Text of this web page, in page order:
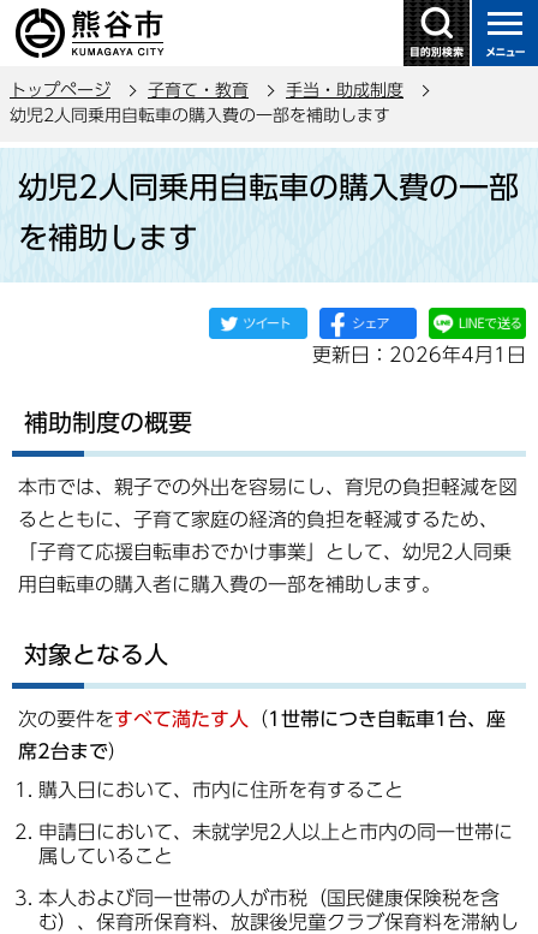
の
ー
す
トップページ 子育て・教育
手当・助成制度
幼児2人同乗用自転車の購入費の一部を補助します
か
幼児2人同乗用自転車の購入費の一部
を補助します
更新日：2026年4月1日
補助制度の概要
本市では、親子での外出を容易にし、育児の負担軽減を図
るとともに、子育て家庭の経済的負担を軽減するため、
「子育て応援自転車おでかけ事業」として、幼児2人同乗
用自転車の購入者に購入費の一部を補助します。
対象となる人
次の要件をすべて満たす人 （1世帯につき自転車1台、座
席2台まで）
購入日において、市内に住所を有すること
申請日において、未就学児2人以上と市内の同一世帯に
属していること
本人および同一世帯の人が市税（国民健康保険税を含
む）、保育所保育料、放課後児童クラブ保育料を滞納し